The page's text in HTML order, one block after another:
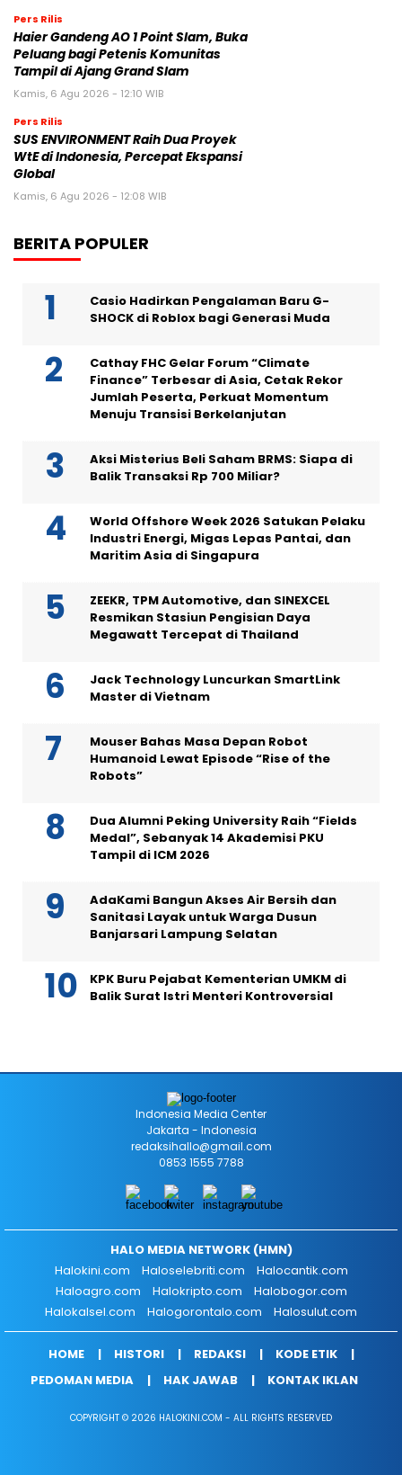
Pers Rilis
Haier Gandeng AO 1 Point Slam, Buka
Peluang bagi Petenis Komunitas
Tampil di Ajang Grand Slam
Kamis, 6 Agu 2026 - 12:10 WIB
Pers Rilis
SUS ENVIRONMENT Raih Dua Proyek
WtE di Indonesia, Percepat Ekspansi
Global
Kamis, 6 Agu 2026 - 12:08 WIB
BERITA POPULER
Casio Hadirkan Pengalaman Baru G-
SHOCK di Roblox bagi Generasi Muda
Cathay FHC Gelar Forum “Climate
Finance” Terbesar di Asia, Cetak Rekor
Jumlah Peserta, Perkuat Momentum
Menuju Transisi Berkelanjutan
Aksi Misterius Beli Saham BRMS: Siapa di
Balik Transaksi Rp 700 Miliar?
World Offshore Week 2026 Satukan Pelaku
Industri Energi, Migas Lepas Pantai, dan
Maritim Asia di Singapura
ZEEKR, TPM Automotive, dan SINEXCEL
Resmikan Stasiun Pengisian Daya
Megawatt Tercepat di Thailand
Jack Technology Luncurkan SmartLink
Master di Vietnam
Mouser Bahas Masa Depan Robot
Humanoid Lewat Episode “Rise of the
Robots”
Dua Alumni Peking University Raih “Fields
Medal”, Sebanyak 14 Akademisi PKU
Tampil di ICM 2026
AdaKami Bangun Akses Air Bersih dan
Sanitasi Layak untuk Warga Dusun
Banjarsari Lampung Selatan
KPK Buru Pejabat Kementerian UMKM di
Balik Surat Istri Menteri Kontroversial
Indonesia Media Center
Jakarta - Indonesia
redaksihallo@gmail.com
0853 1555 7788
HALO MEDIA NETWORK (HMN)
Halokini.com
Haloselebriti.com
Halocantik.com
Haloagro.com
Halokripto.com
Halobogor.com
Halokalsel.com
Halogorontalo.com Halosulut.com
HOME HISTORI REDAKSI
KODE ETIK
PEDOMAN MEDIA
HAK JAWAB KONTAK IKLAN
COPYRIGHT © 2026 HALOKINI.COM - ALL RIGHTS RESERVED